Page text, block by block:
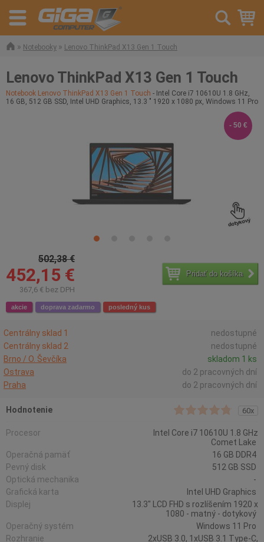
» Notebooky » Lenovo ThinkPad X13 Gen 1 Touch
Lenovo ThinkPad X13 Gen 1 Touch
Notebook Lenovo ThinkPad X13 Gen 1 Touch - Intel Core i7 10610U 1.8 GHz,
16 GB, 512 GB SSD, Intel UHD Graphics, 13.3 " 1920 x 1080 px, Windows 11 Pro
502,38 €
452,15 €
367,6 € bez DPH
Pridať do košíka
akcie doprava zadarmo posledný kus
- 50 €
Centrálny sklad 1
nedostupné
Centrálny sklad 2
nedostupné
Brno / O. Ševčíka
skladom 1 ks
Ostrava
do 2 pracovných dní
Praha
do 2 pracovných dní
Hodnotenie 60x
Procesor
Intel Core i7 10610U 1.8 GHz
Comet Lake
Operačná pamäť
16 GB DDR4
Pevný disk
512 GB SSD
Optická mechanika
-
Grafická karta
Intel UHD Graphics
Displej
13.3" LCD FHD s rozlíšením 1920 x
1080 - matný - dotykový
Operačný systém
Windows 11 Pro
Rozhranie
2xUSB 3.0, 1xUSB 3.1 Type-C,